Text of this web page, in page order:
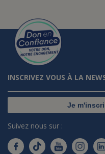
INSCRIVEZ VOUS À LA
Je
Suivez nous sur :